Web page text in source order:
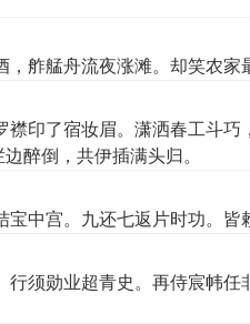
舴艋舟流夜涨滩。却笑农家
印了宿妆眉。潇洒春工斗
醉倒，共伊插满头归。
中宫。九还七返片时功。皆
须勋业超青史。再侍宸帏